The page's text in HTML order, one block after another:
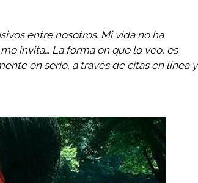
entre nosotros. Mi vida no ha
invita… La forma en que lo veo, es
en serio, a través de citas en línea y